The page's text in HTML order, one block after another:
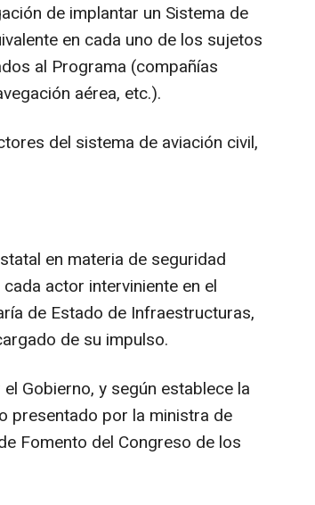
de implantar un Sistema de
en cada uno de los sujetos
al Programa (compañías
aérea, etc.).
del sistema de aviación civil,
en materia de seguridad
actor interviniente en el
de Estado de Infraestructuras,
de su impulso.
Gobierno, y según establece la
presentado por la ministra de
Fomento del Congreso de los